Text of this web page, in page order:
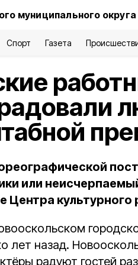
муниципального
Спорт Газета
или
культурного
лет назад.
радуют гостей